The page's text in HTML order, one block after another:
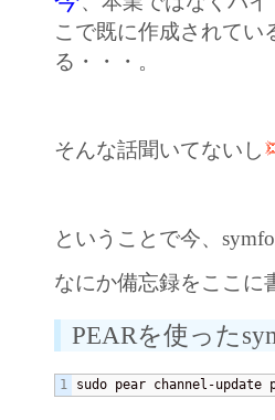
こで既に作成されてい
る・・・。
そんな話聞いてないし
ということで今、
なにか備忘録をここに
PEARを使った
sudo pear channel-update